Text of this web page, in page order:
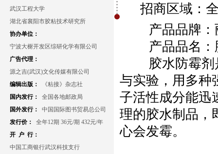
武汉工程大学
湖北省襄阳市胶粘技术研究所
协办单位：
宁波大榭开发区综研化学有限公司
广告代理：
源之吉(武汉)文化传媒有限公司
编辑出版：
《粘接》杂志社
国内发行：
全国各地邮政局
国外发行：
中国国际图书贸易总公司
发行价：
全年12期 36元/期 432元/年
开 户 行：
中国工商银行武汉科技支行
招商区域：
产品品牌
产品品名
胶水防霉
与实验，用多种
子活性成分能迅
理的胶水制品，
心会发霉。